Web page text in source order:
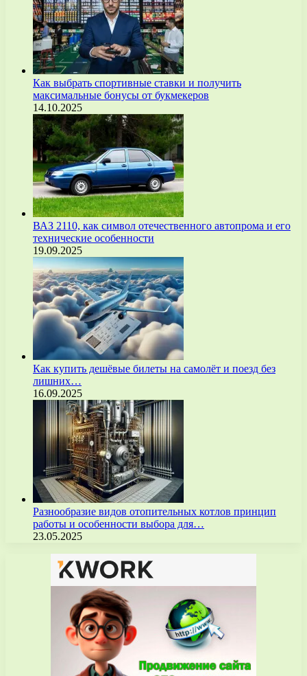
Как выбрать спортивные ставки и получить
максимальные бонусы от букмекеров
14.10.2025
ВАЗ 2110, как символ отечественного автопрома и его
технические особенности
19.09.2025
Как купить дешёвые билеты на самолёт и поезд без
лишних…
16.09.2025
Разнообразие видов отопительных котлов принцип
работы и особенности выбора для…
23.05.2025